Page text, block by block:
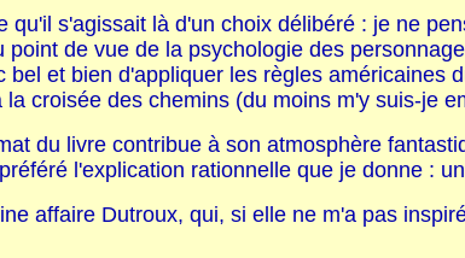
qu'il s'agissait là d'un choix délibéré : je ne
point de vue de la psychologie des
bel et bien d'appliquer les règles
croisée des chemins (du moins m'y suis-je
du livre contribue à son atmosphère
l'explication rationnelle que je donne :
affaire Dutroux, qui, si elle ne m'a pas